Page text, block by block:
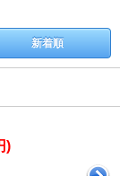
新着順
)